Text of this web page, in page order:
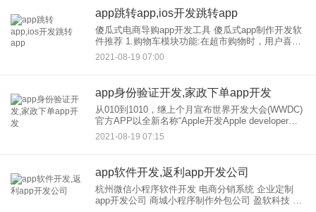
app跳转app,ios开发跳转app
傻瓜式电商导购app开发工具 傻瓜式app制作开发软
件推荐 1.购物车模块功能:在超市购物时，用户喜欢
通过购物车购买商品。可以直接将想要购买的商品
添加到购物车中，然后一起结算，直接在网上购买
2021-08-19 07:00
app身份验证开发,家政下单app开发
从010到1010，继上个月宣布世界开发大会(WWDC)
官方APP以全新名称“Apple开发Apple developer拉
普”发布后，苹果在昨天的版本更新中发布了一项针
对中国开发人的福利。从今天开
2021-08-19 07:15
app软件开发,返利app开发公司
杭州微信小程序软件开发 电商分销系统 企业定制
app开发公司 商城小程序制作外包公司 盈软科技 为